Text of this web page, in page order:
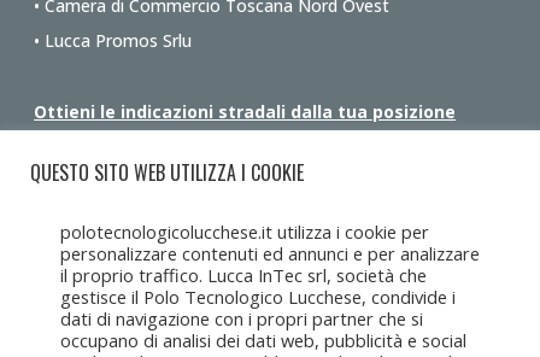
• Camera di Commercio Toscana Nord Ovest
• Lucca Promos Srlu
Ottieni le indicazioni stradali dalla tua posizione
QUESTO SITO WEB UTILIZZA I COOKIE
polotecnologicolucchese.it utilizza i cookie per
personalizzare contenuti ed annunci e per analizzare
il proprio traffico. Lucca InTec srl, società che
gestisce il Polo Tecnologico Lucchese, condivide i
dati di navigazione con i propri partner che si
occupano di analisi dei dati web, pubblicità e social